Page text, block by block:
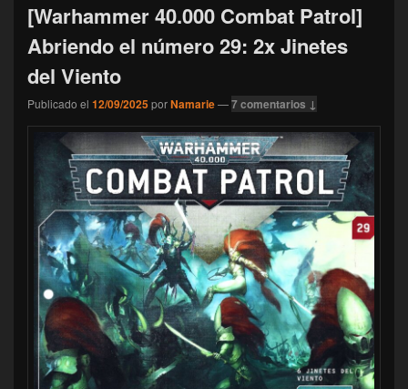
[Warhammer 40.000 Combat Patrol]
Abriendo el número 29: 2x Jinetes
del Viento
Publicado el 12/09/2025porNamarie—7 comentarios ↓